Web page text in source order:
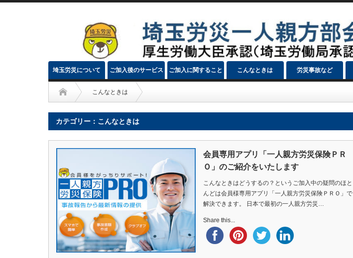
埼玉労災について ご加入後のサービス ご加入に関すること こんなときは 労災事故など
こんなときは
カテゴリー：こんなときは
会員専用アプリ「一人親方労災保険ＰＲ
Ｏ」のご紹介をいたします
こんなときはどうするの？というご加入中の疑問のほと
んどは会員様専用アプリ「一人親方労災保険ＰＲＯ」で
解決できます。 日本で最初の一人親方労災…
Share this...